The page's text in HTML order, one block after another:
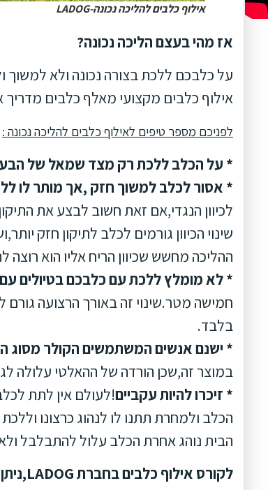
אילוף כלבים להליכה נכונה-LADOG
אז מהי בעצם הליכה נכונה?
על כלבכם ללכת בצורה נכונה ולא
אילוף כלבים מקצועי מאלף כלבים מדריך
לפניכם מספר טיפים לאילוף כלבים להליכה נכונה :
* על הכלב ללכת רק מצד שמאל של
* אסור לכלב למשוך חזק ,אך מותר לו
לכיוון הנגדי,אם זאת חשוב לבצע את
שינוי הכיוון גורמים לכלב לתיקון חזק
ההליכה מחשש שכיוון הריח אליו הוא רוצה
* לא מומלץ ללכת עם כלבכם בטיולים
חמישה מטר.שינוי זה באורך הרצועה גורם
בלבד.
* ישנם אנשים המשתמשים הקולר מסוג
במוצר זה,שכן הורדה של ההאלטי עלולה
* זיכרו להיות עקביים!לעולם אין לתת
הכלב ולמחרת תתנו לו לנהוג כרצונו
הבית נוהג אחרת הכלב עלול להתבלבל
לקורס אילוף כלבים בחברת LADOG,ניתן לפנות 052-3609028 למאלף הכלבים אורן אלעמרי.